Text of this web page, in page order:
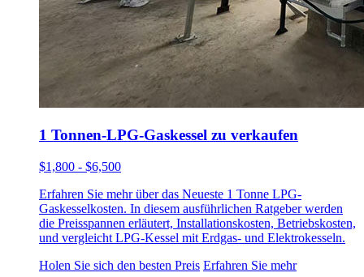
1 Tonnen-LPG-Gaskessel zu verkaufen
$1,800 - $6,500
Erfahren Sie mehr über das Neueste 1 Tonne LPG-
Gaskesselkosten. In diesem ausführlichen Ratgeber werden
die Preisspannen erläutert, Installationskosten, Betriebskosten,
und vergleicht LPG-Kessel mit Erdgas- und Elektrokesseln.
Holen Sie sich den besten Preis Erfahren Sie mehr